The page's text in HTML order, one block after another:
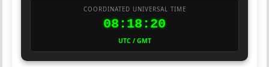
COORDINATED UNIVERSAL TIME
08:18:20
UTC / GMT